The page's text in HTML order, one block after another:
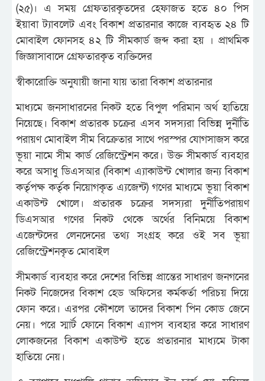
(২৫)। এ সময় গ্রেফতারকৃতদের হেফাজত হতে ৪০ পিস
ইয়াবা ট্যাবলেট এবং বিকাশ প্রতারনার কাজে ব্যবহৃত ২৪ টি
মোবাইল ফোনসহ ৪২ টি সীমকার্ড জব্দ করা হয় । প্রাথমিক
জিজ্ঞাসাবাদে গ্রেফতারকৃত ব্যক্তিদের
স্বীকারোক্তি অনুযায়ী জানা যায় তারা বিকাশ প্রতারনার
মাধ্যমে জনসাধারনের নিকট হতে বিপুল পরিমান অর্থ হাতিয়ে
নিয়েছে। বিকাশ প্রতারক চক্রের এসব সদস্যরা বিভিন্ন দুর্নীতি
পরায়ণ মোবাইল সীম বিক্রেতার সাথে পরস্পর যোগসাজস করে
ভূয়া নামে সীম কার্ড রেজিস্ট্রেশন করে। উক্ত সীমকার্ড ব্যবহার
করে অসাধু ডিএসআর (বিকাশ এ্যাকাউন্ট খোলার জন্য বিকাশ
কর্তৃপক্ষ কর্তৃক নিয়োগকৃত এ্যজেন্ট) গণের মাধ্যমে ভূয়া বিকাশ
একাউন্ট খোলে। প্রতারক চক্রের সদস্যরা দুর্নীতিপরায়ণ
ডিএসআর গণের নিকট থেকে অর্থের বিনিময়ে বিকাশ
এজেন্টদের লেনদেনের তথ্য সংগ্রহ করে ওই সব ভূয়া
রেজিস্ট্রেশনকৃত মোবাইল
সীমকার্ড ব্যবহার করে দেশের বিভিন্ন প্রান্তের সাধারণ জনগনের
নিকট নিজেদের বিকাশ হেড অফিসের কর্মকর্তা পরিচয় দিয়ে
ফোন করে। এরপর কৌশলে তাদের বিকাশ পিন কোড জেনে
নেয়। পরে স্মার্ট ফোনে বিকাশ এ্যাপস ব্যবহার করে সাধারণ
লোকজনের বিকাশ একাউন্ট হতে প্রতারনার মাধ্যমে টাকা
হাতিয়ে নেয়।